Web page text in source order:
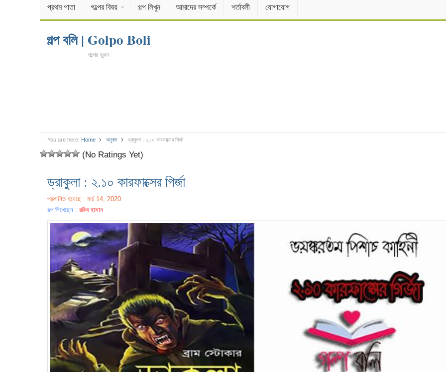
প্রথম পাতা গল্পের বিষয় গল্প লিখুন আমাদের সম্পর্কে শর্তাবলী যোগাযোগ
গল্প বলি | Golpo Boli
গল্পের ভুবন
You are here: Home অনুবাদ ড্রাকুলা : ২.১০ কারফাক্সের গির্জা
(No Ratings Yet)
ড্রাকুলা : ২.১০ কারফাক্সের গির্জা
প্রকাশিত হয়েছে : মার্চ 14, 2020
গল্প লিখেছেন : রকিব হাসান